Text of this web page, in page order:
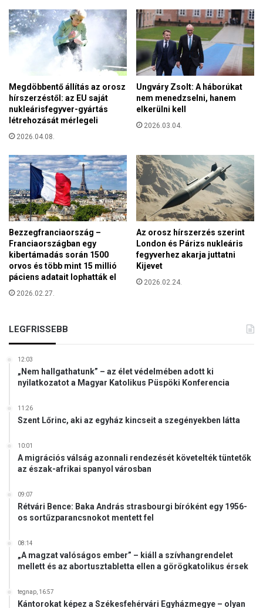
í
n
é
ő
k
a
e
ó
r
i
á
b
a
z
E
m
m
d
o
Megdöbbentő állítás az orosz
hírszerzéstől: az EU saját
nukleárisfegyver-gyártás
létrehozását mérlegeli
2026.04.08.
Ungváry Zsolt: A háborúkat
nem menedzselni, hanem
elkerülni kell
2026.03.04.
Bezzegfranciaország –
Franciaországban egy
kibertámadás során 1500
orvos és több mint 15 millió
páciens adatait lophatták el
2026.02.27.
Az orosz hírszerzés szerint
London és Párizs nukleáris
fegyverhez akarja juttatni
Kijevet
2026.02.24.
LEGFRISSEBB
12:03
„Nem hallgathatunk” – az élet védelmében adott ki
nyilatkozatot a Magyar Katolikus Püspöki Konferencia
11:26
Szent Lőrinc, aki az egyház kincseit a szegényekben látta
10:01
A migrációs válság azonnali rendezését követelték tüntetők
az észak-afrikai spanyol városban
09:07
Rétvári Bence: Baka András strasbourgi bíróként egy 1956-
os sortűzparancsnokot mentett fel
08:14
„A magzat valóságos ember” – kiáll a szívhangrendelet
mellett és az abortusztabletta ellen a görögkatolikus érsek
tegnap, 16:57
Kántorokat képez a Székesfehérvári Egyházmegye – olyan